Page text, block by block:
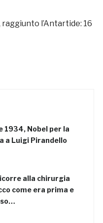
l’Antartide: 16
1934, Nobel per la
a Luigi Pirandello
alla chirurgia
come era prima e